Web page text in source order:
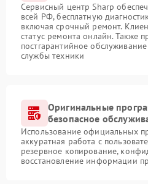
Сервисный центр Sharp
всей РФ, бесплатную
включая срочный ремонт.
статус ремонта онлайн. Также
постгарантийное
службы техники
Оригинальные
безопасное
Использование официальных
аккуратная работа с
резервное копирование,
восстановление информации